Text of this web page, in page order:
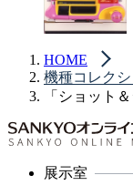
HOME
機種コレク
「ショット
展示室